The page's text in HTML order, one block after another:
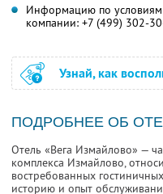
Информацию по
компании: +7 (499) 302-
Узнай, как
ПОДРОБНЕЕ ОБ
Отель «Вега Измайлово» —
комплекса Измайлово,
востребованных
историю и опыт